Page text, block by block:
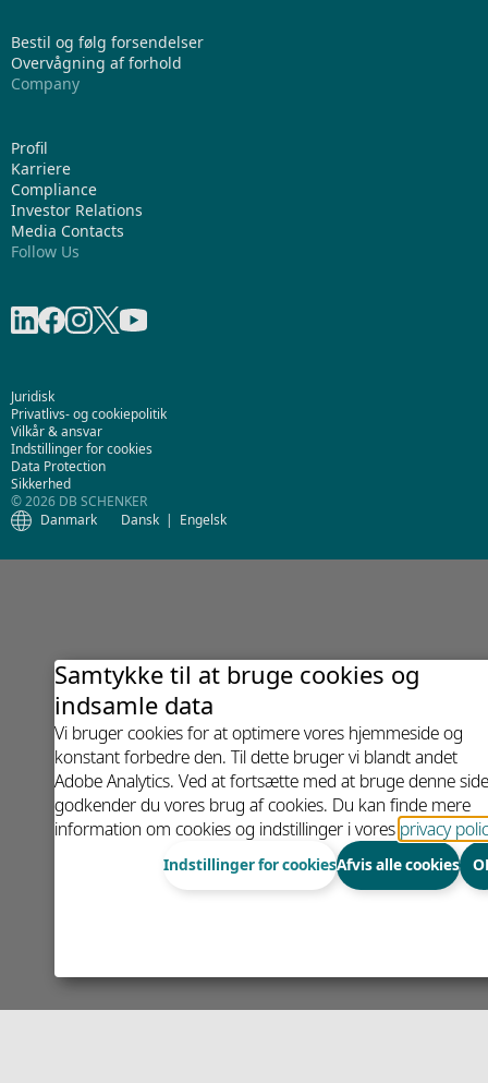
Samtykke til at bruge cookies og
indsamle data
Vi bruger cookies for at optimere vores hjemmeside og
konstant forbedre den. Til dette bruger vi blandt andet
Adobe Analytics. Ved at fortsætte med at bruge denne
godkender du vores brug af cookies. Du kan finde mere
information om cookies og indstillinger i vores privacy
Indstillinger for cookiesAfvis alle cookies
Bestil og følg forsendelser
Overvågning af forhold
Company
Profil
Karriere
Compliance
Investor Relations
Media Contacts
Follow Us
Juridisk
Privatlivs- og cookiepolitik
Vilkår & ansvar
Indstillinger for cookies
Data Protection
Sikkerhed
© 2026 DB SCHENKER
Danmark
Dansk Engelsk